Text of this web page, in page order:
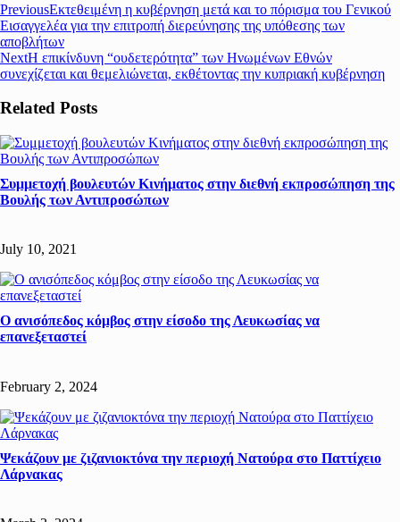
PreviousΕκτεθειμένη η κυβέρνηση μετά και το πόρισμα του Γενικού
Εισαγγελέα για την επιτροπή διερεύνησης της υπόθεσης των
αποβλήτων
NextΗ επικίνδυνη “ουδετερότητα” των Ηνωμένων Εθνών
συνεχίζεται και θεμελιώνεται, εκθέτοντας την κυπριακή κυβέρνηση
Related Posts
Συμμετοχή βουλευτών Κινήματος στην διεθνή εκπροσώπηση της
Βουλής των Αντιπροσώπων
July 10, 2021
Ο ανισόπεδος κόμβος στην είσοδο της Λευκωσίας να
επανεξεταστεί
February 2, 2024
Ψεκάζουν με ζιζανιοκτόνα την περιοχή Νατούρα στο Παττίχειο
Λάρνακας